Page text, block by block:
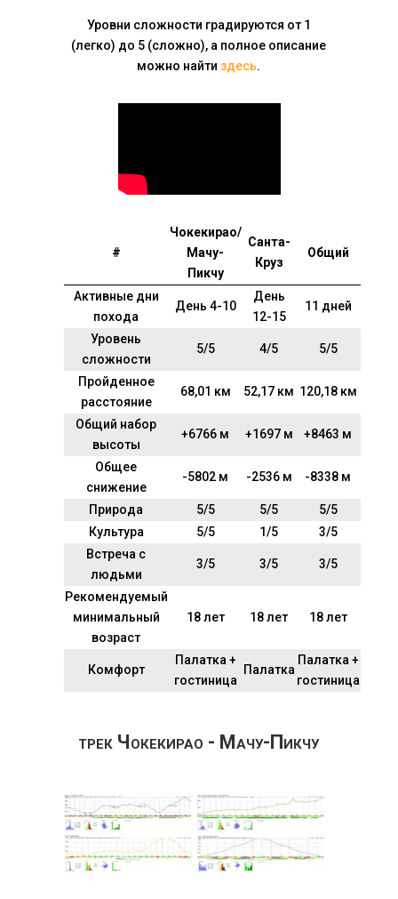
Уровни сложности градируются от 1
(легко) до 5 (сложно), а полное описание
можно найти здесь.
#
Чокекирао/
Мачу-
Пикчу
Санта-
Круз
Общий
Активные дни
похода
День 4-10
День
12-15
11 дней
Уровень
сложности
5/5 4/5 5/5
Пройденное
расстояние
68,01 км 52,17 км 120,18 км
Общий набор
высоты
+6766 м +1697 м +8463 м
Общее
снижение
-5802 м -2536 м -8338 м
Природа 5/5 5/5
5/5
Культура
5/5 1/5
3/5
Встреча с
людьми
3/5 3/5 3/5
Рекомендуемый
минимальный
возраст
18 лет 18 лет 18 лет
Комфорт
Палатка +
гостиница
Палатка
Палатка +
гостиница
трек Чокекирао - Мачу-Пикчу